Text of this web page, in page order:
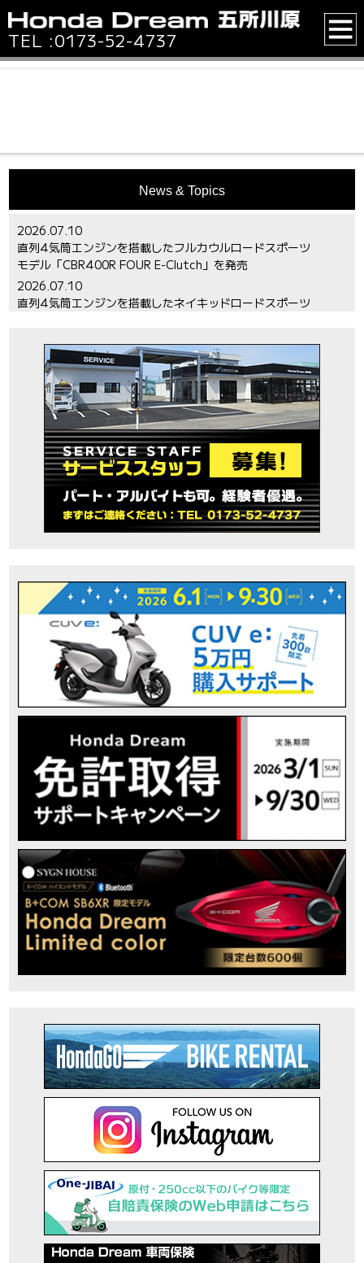
TEL :0173-52-4737
News & Topics